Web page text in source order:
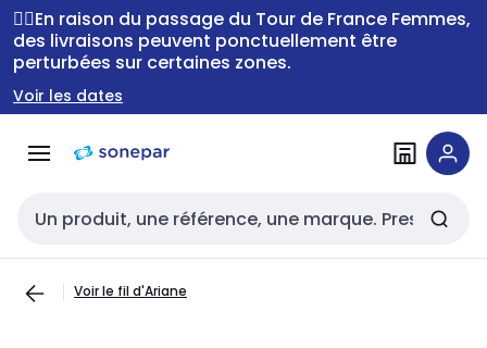
Passer à la
navigation
Passer
au
contenu
🚴‍♂️En raison du passage du Tour de France Femmes,
des livraisons peuvent ponctuellement être
perturbées sur certaines zones.
Voir les dates
Entrée de recherche
Voir le fil d'Ariane